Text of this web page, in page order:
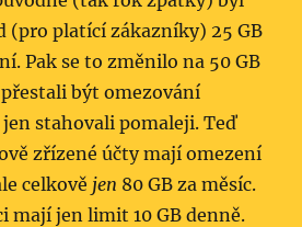
(pro platící zákazníky) 25 GB
Pak se to změnilo na 50 GB
být omezování
stahovali pomaleji. Teď
zřízené účty mají omezení
celkově jen 80 GB za měsíc.
mají jen limit 10 GB denně.